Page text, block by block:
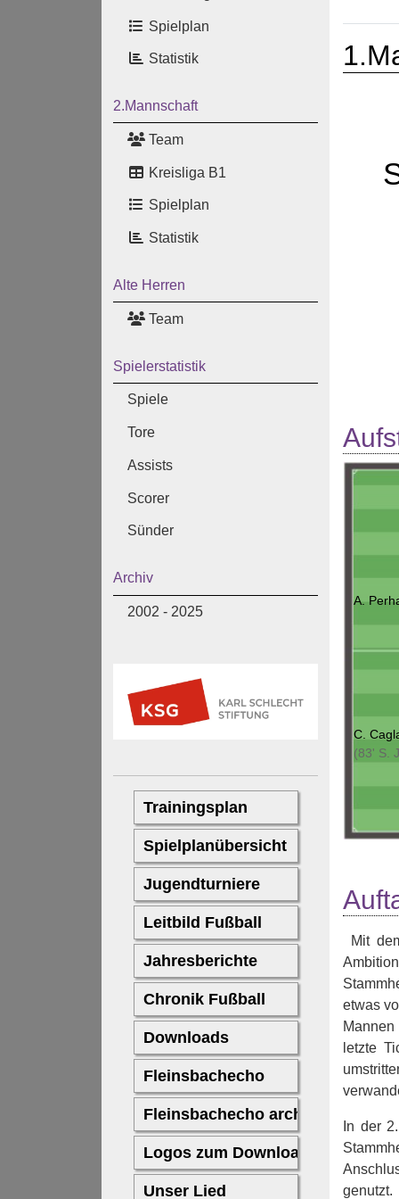
Spielplan
Statistik
2.Mannschaft
Team
Kreisliga B1
Spielplan
Statistik
Alte Herren
Team
Spielerstatistik
Spiele
Tore
Assists
Scorer
Sünder
Archiv
2002 - 2025
A.
C.
(83' S.
Mit
etwas
letzte
In der